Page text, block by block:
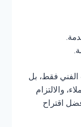
الفني فقط، بل
والالتزام
اقتراح